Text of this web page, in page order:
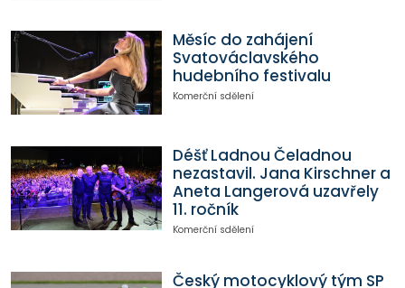
Měsíc do zahájení
Svatováclavského
hudebního festivalu
Komerční sdělení
Déšť Ladnou Čeladnou
nezastavil. Jana Kirschner a
Aneta Langerová uzavřely
11. ročník
Komerční sdělení
Český motocyklový tým SP